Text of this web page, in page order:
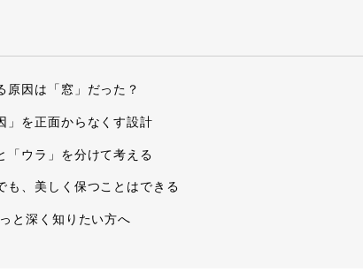
原因は「窓」だった？
」を正面からなくす設計
「ウラ」を分けて考える
も、美しく保つことはできる
と深く知りたい方へ